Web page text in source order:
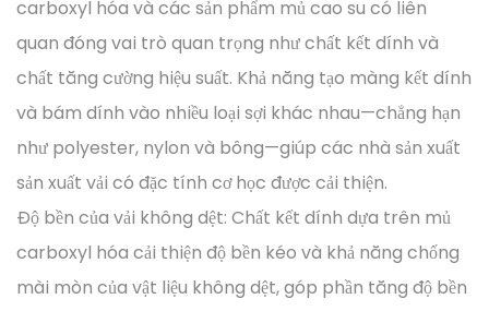
carboxyl hóa và các sản phẩm mủ cao su có liên
quan đóng vai trò quan trọng như chất kết dính và
chất tăng cường hiệu suất. Khả năng tạo màng kết dính
và bám dính vào nhiều loại sợi khác nhau—chẳng hạn
như polyester, nylon và bông—giúp các nhà sản xuất
sản xuất vải có đặc tính cơ học được cải thiện.
Độ bền của vải không dệt: Chất kết dính dựa trên mủ
carboxyl hóa cải thiện độ bền kéo và khả năng chống
mài mòn của vật liệu không dệt, góp phần tăng độ bền